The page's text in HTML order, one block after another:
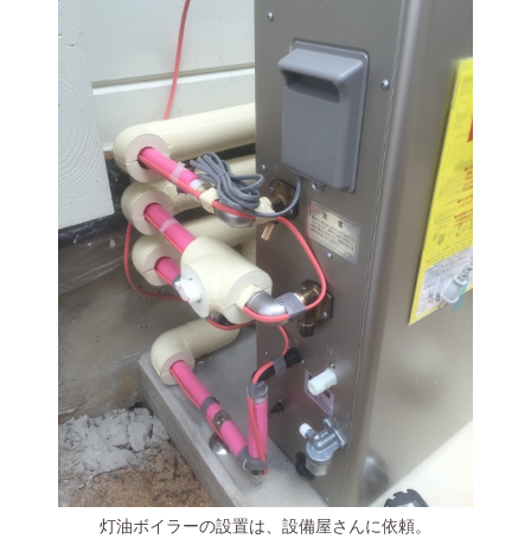
灯油ボイラーの設置は、設備屋さんに依頼。